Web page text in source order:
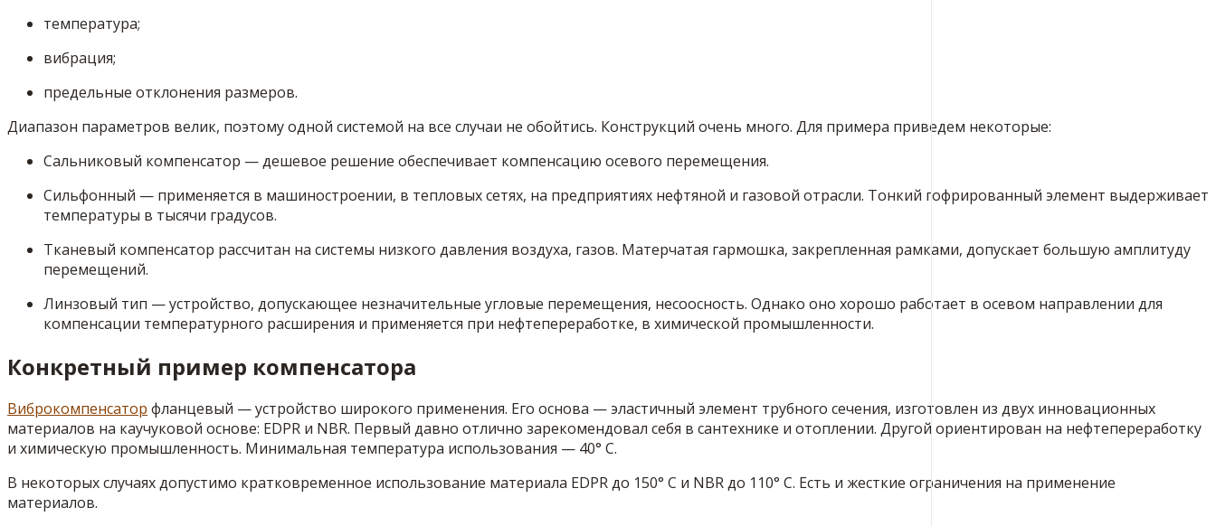
температура;
вибрация;
предельные отклонения размеров.
Диапазон параметров велик, поэтому одной системой на все случаи не обойтись. Конструкций очень много. Для примера приведем некоторые:
Сальниковый компенсатор — дешевое решение обеспечивает компенсацию осевого перемещения.
Сильфонный — применяется в машиностроении, в тепловых сетях, на предприятиях нефтяной и газовой отрасли. Тонкий гофрированный элемент выдерживает
температуры в тысячи градусов.
Тканевый компенсатор рассчитан на системы низкого давления воздуха, газов. Матерчатая гармошка, закрепленная рамками, допускает большую амплитуду
перемещений.
Линзовый тип — устройство, допускающее незначительные угловые перемещения, несоосность. Однако оно хорошо работает в осевом направлении для
компенсации температурного расширения и применяется при нефтепереработке, в химической промышленности.
Конкретный пример компенсатора
Виброкомпенсатор фланцевый — устройство широкого применения. Его основа — эластичный элемент трубного сечения, изготовлен из двух инновационных
материалов на каучуковой основе: EDPR и NBR. Первый давно отлично зарекомендовал себя в сантехнике и отоплении. Другой ориентирован на нефтепереработку
и химическую промышленность. Минимальная температура использования — 40° C.
В некоторых случаях допустимо кратковременное использование материала EDPR до 150° C и NBR до 110° C. Есть и жесткие ограничения на применение
материалов.